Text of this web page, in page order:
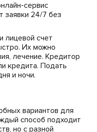
сервис
заявки 24/7 без
лицевой счет
Их можно
лечение. Кредитор
кредита. Подать
и ночи.
вариантов для
способ подходит
но с разной